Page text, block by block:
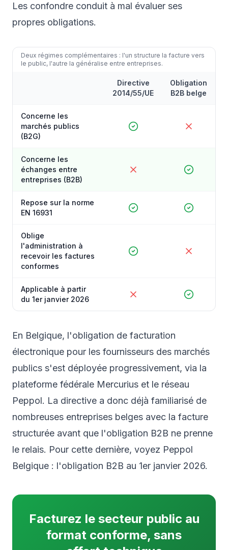
Les confondre conduit à mal évaluer ses
propres obligations.
Deux régimes complémentaires : l'un structure la facture vers
le public, l'autre la généralise entre entreprises.
Directive
2014/55/UE
Obligation
B2B belge
Concerne les
marchés publics
(B2G)
Concerne les
échanges entre
entreprises (B2B)
Repose sur la norme
EN 16931
Oblige
l'administration à
recevoir les factures
conformes
Applicable à partir
du 1er janvier 2026
En Belgique, l'obligation de facturation
électronique pour les fournisseurs des marchés
publics s'est déployée progressivement, via la
plateforme fédérale Mercurius et le réseau
Peppol. La directive a donc déjà familiarisé de
nombreuses entreprises belges avec la facture
structurée avant que l'obligation B2B ne prenne
le relais. Pour cette dernière, voyez Peppol
Belgique : l'obligation B2B au 1er janvier 2026.
Facturez le secteur public au
format conforme, sans